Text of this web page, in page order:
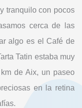
tranquilo con pocos
cerca de las
algo es el Café de
Tatin estaba muy
de Aix, un paseo
en la retina